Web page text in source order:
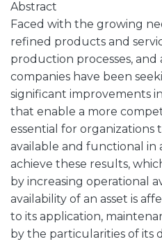
Abstract
Faced with the growing
refined products and
production processes, and
companies have been
significant improvements
that enable a more
essential for organizations
available and functional in
achieve these results,
by increasing operational
availability of an asset is
to its application,
by the particularities of its